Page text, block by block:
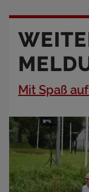
Mit Spaß